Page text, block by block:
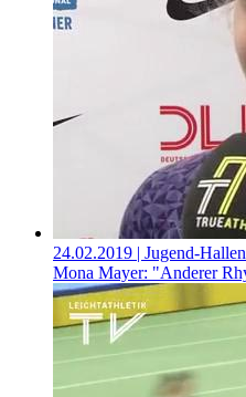
24.02.2019 | Jugend-
Mona Mayer: "Anderer